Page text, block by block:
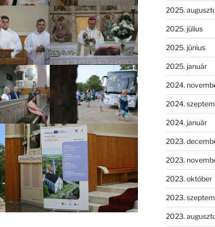
2025.
2025. július
2025. június
2025. január
2024.
2024.
2024. január
2023.
2023.
2023. október
2023.
2023.